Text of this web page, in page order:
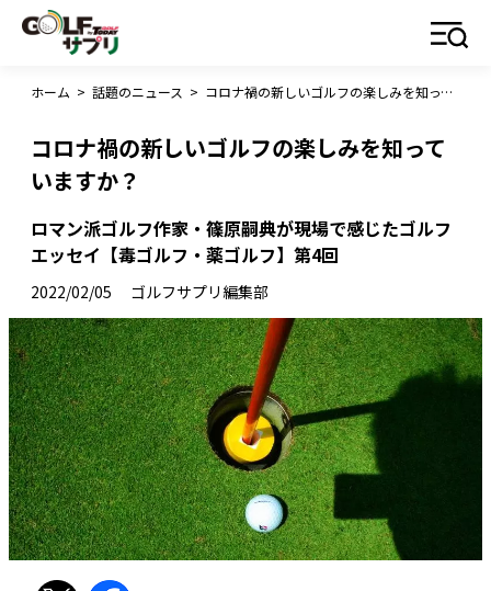
ホーム > 話題のニュース > コロナ禍の新しいゴルフの楽しみを知っていますか？
コロナ禍の新しいゴルフの楽しみを知って
いますか？
ロマン派ゴルフ作家・篠原嗣典が現場で感じたゴルフ
エッセイ【毒ゴルフ・薬ゴルフ】第4回
2022/02/05 ゴルフサプリ編集部